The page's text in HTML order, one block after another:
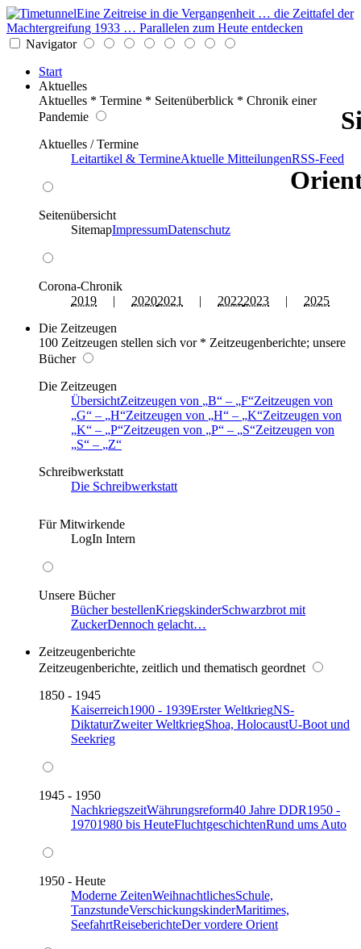
Eine Zeitreise in die Vergangenheit … die Zeittafel der
Machtergreifung 1933 … Parallelen zum Heute entdecken
Navigator
Start
Aktuelles
Aktuelles * Termine * Seitenüberblick * Chronik einer
Pandemie
Aktuelles / Termine
Leitartikel & TermineAktuelle MitteilungenRSS-Feed
Seitenübersicht
SitemapImpressumDatenschutz
Corona-Chronik
2019 | 20202021 | 20222023 | 2025
Die Zeitzeugen
100 Zeitzeugen stellen sich vor * Zeitzeugenberichte; unsere
Bücher
Die Zeitzeugen
ÜbersichtZeitzeugen von B – F Zeitzeugen von
G
– H Zeitzeugen von H – K Zeitzeugen von
K
– P Zeitzeugen von P – S Zeitzeugen von
S
–
Z
Schreibwerkstatt
Die Schreibwerkstatt
Für Mitwirkende
LogIn Intern
Unsere Bücher
Bücher bestellenKriegskinderSchwarzbrot mit
ZuckerDennoch gelacht…
Zeitzeugenberichte
Zeitzeugenberichte, zeitlich und thematisch geordnet
1850 - 1945
Kaiserreich1900 - 1939Erster WeltkriegNS-
DiktaturZweiter WeltkriegShoa, HolocaustU-Boot und
Seekrieg
1945 - 1950
NachkriegszeitWährungsreform40 Jahre DDR1950 -
19701980 bis HeuteFluchtgeschichtenRund ums Auto
1950 - Heute
Moderne ZeitenWeihnachtlichesSchule,
TanzstundeVerschickungskinderMaritimes,
SeefahrtReiseberichteDer vordere Orient